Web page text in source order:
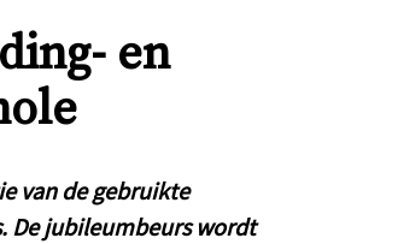
en
van de gebruikte
De jubileumbeurs wordt